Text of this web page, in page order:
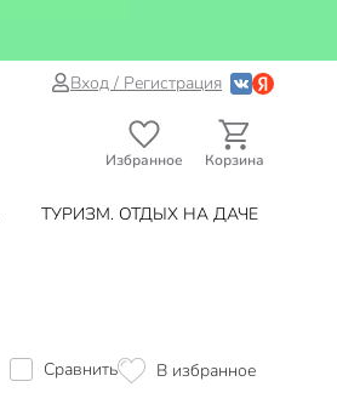
Вход / Регистрация
Избранное Корзина
ТУРИЗМ. ОТДЫХ НА ДАЧЕ
Сравнить В избранное